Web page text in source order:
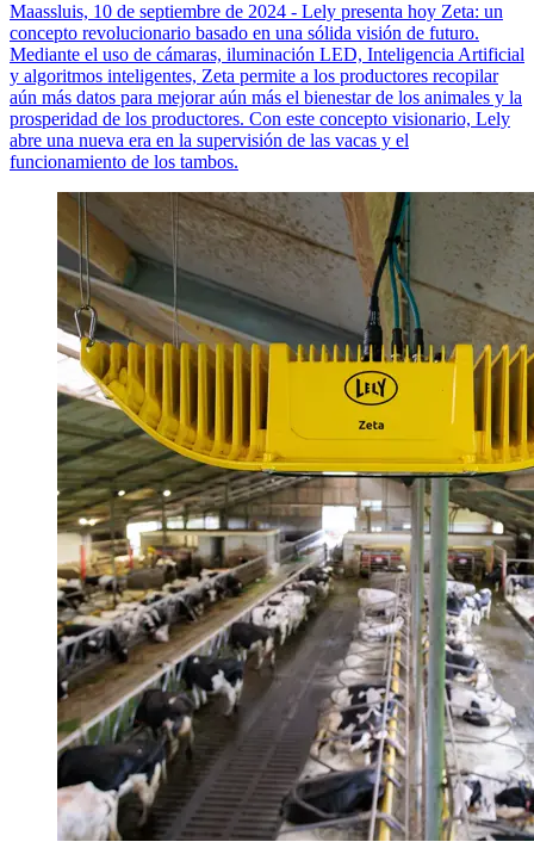
Maassluis, 10 de septiembre de 2024 - Lely presenta hoy Zeta: un
concepto revolucionario basado en una sólida visión de futuro.
Mediante el uso de cámaras, iluminación LED, Inteligencia Artificial
y algoritmos inteligentes, Zeta permite a los productores recopilar
aún más datos para mejorar aún más el bienestar de los animales y la
prosperidad de los productores. Con este concepto visionario, Lely
abre una nueva era en la supervisión de las vacas y el
funcionamiento de los tambos.